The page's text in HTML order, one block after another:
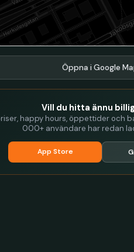
Öppna i Google
Vill du hitta ännu
happy hours, öppettider och
000+ användare har redan
App Store